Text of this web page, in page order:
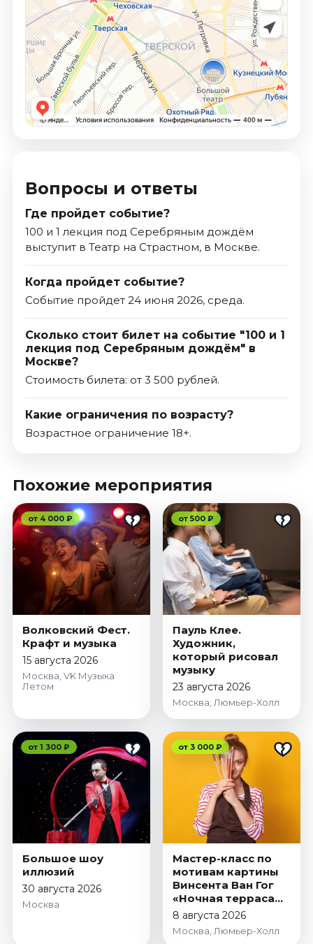
Вопросы и ответы
Где пройдет событие?
100 и 1 лекция под Серебряным дождём
выступит в Театр на Страстном, в Москве.
Когда пройдет событие?
Событие пройдет 24 июня 2026, среда.
Сколько стоит билет на событие "100 и 1
лекция под Серебряным дождём" в
Москве?
Стоимость билета: от 3 500 рублей.
Какие ограничения по возрасту?
Возрастное ограничение 18+.
Похожие мероприятия
от 4 000 ₽
Волковский Фест.
Крафт и музыка
15 августа 2026
Москва, VK Музыка
Летом
от 500 ₽
Пауль Клее.
Художник,
который рисовал
музыку
23 августа 2026
Москва, Люмьер-Холл
от 1 300 ₽
Большое шоу
иллюзий
30 августа 2026
Москва
от 3 000 ₽
Мастер-класс по
мотивам картины
Винсента Ван Гог
«Ночная терраса
кафе»
8 августа 2026
Москва, Люмьер-Холл